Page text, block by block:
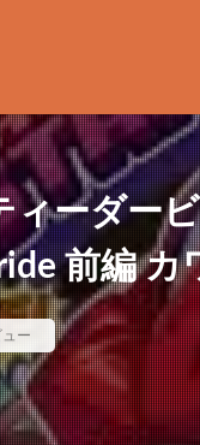
ィーダー
前編
ー